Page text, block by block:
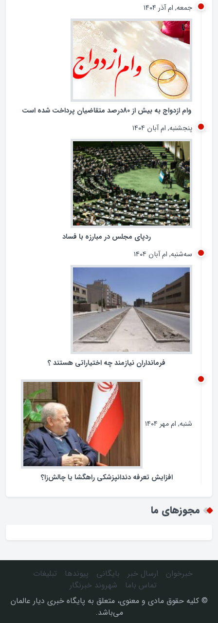
تشدید تخلفات در برخی بانک‌های خصوصی و شیوه‌های
غیرشفاف در پرداخت تسهیلات کلان، بار دیگر عملکرد شبکه
بانکی کشور را در معرض پرسش‌های جدی قرار داده است.
جمعه, ام آذر ۱۴۰۴
وام ازدواج به بیش از 80درصد متقاضیان پرداخت شده است
پنجشنبه, ام آبان ۱۴۰۴
ردپای مجلس در مبارزه با فساد
سه‌شنبه, ام آبان ۱۴۰۴
فرمانداران نیازمند چه اختیاراتی هستند ؟
افزایش تعرفه دندانپزشکی راهگشا یا چالش‌زا؟
بایگانی